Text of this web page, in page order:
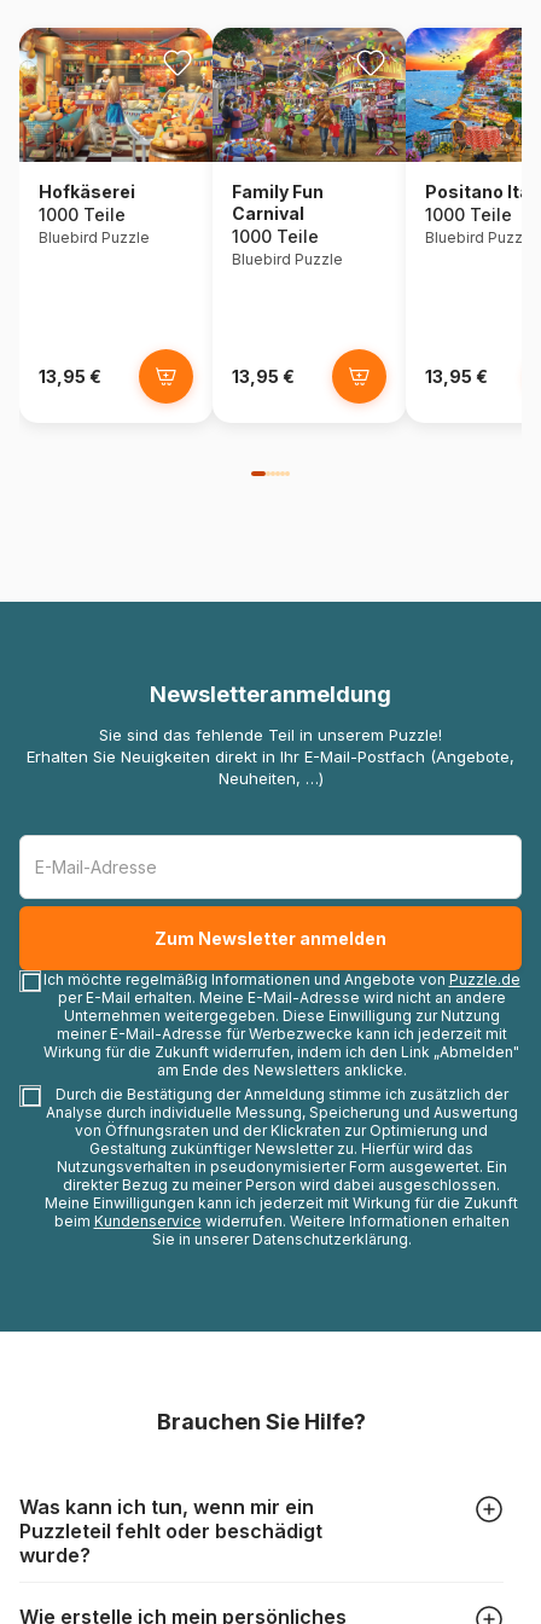
Hofkäserei
1000 Teile
Bluebird Puzzle
13,95 €
Family Fun
Carnival
1000 Teile
Bluebird Puzzle
13,95 €
Positano
1000 Teile
Bluebird Puzzle
13,95 €
Newsletteranmeldung
Sie sind das fehlende Teil in unserem Puzzle!
Erhalten Sie Neuigkeiten direkt in Ihr E-Mail-Postfach (Angebote,
Neuheiten, …)
Ich möchte regelmäßig Informationen und Angebote von Puzzle.de
per E-Mail erhalten. Meine E-Mail-Adresse wird nicht an andere
Unternehmen weitergegeben. Diese Einwilligung zur Nutzung
meiner E-Mail-Adresse für Werbezwecke kann ich jederzeit mit
Wirkung für die Zukunft widerrufen, indem ich den Link „Abmelden"
am Ende des Newsletters anklicke.
Durch die Bestätigung der Anmeldung stimme ich zusätzlich der
Analyse durch individuelle Messung, Speicherung und Auswertung
von Öffnungsraten und der Klickraten zur Optimierung und
Gestaltung zukünftiger Newsletter zu. Hierfür wird das
Nutzungsverhalten in pseudonymisierter Form ausgewertet. Ein
direkter Bezug zu meiner Person wird dabei ausgeschlossen.
Meine Einwilligungen kann ich jederzeit mit Wirkung für die Zukunft
beim Kundenservice widerrufen. Weitere Informationen erhalten
Sie in unserer Datenschutzerklärung.
Brauchen Sie Hilfe?
Was kann ich tun, wenn mir ein
Puzzleteil fehlt oder beschädigt
wurde?
Wie erstelle ich mein persönliches